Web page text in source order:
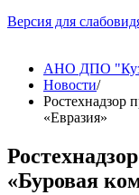
Версия для
АНО ДПО
Новости/
Ростехнадзор
«Евразия»
«Буровая